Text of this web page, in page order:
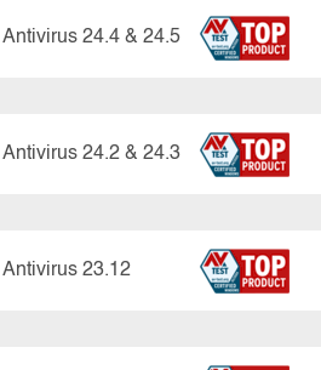
Antivirus 24.4 & 24.5
Antivirus 24.2 & 24.3
Antivirus 23.12